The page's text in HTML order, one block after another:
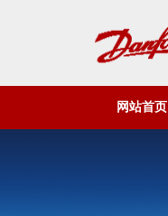
网站首页